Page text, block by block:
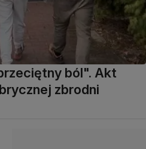
ból". Akt
zbrodni